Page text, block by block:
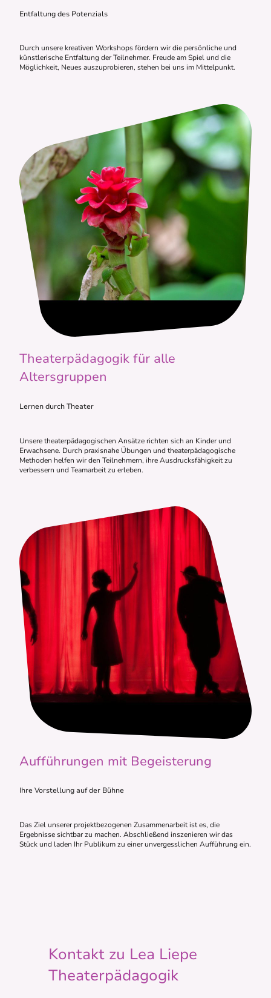
Entfaltung des Potenzials
Durch unsere kreativen Workshops fördern wir die persönliche und
künstlerische Entfaltung der Teilnehmer. Freude am Spiel und die
Möglichkeit, Neues auszuprobieren, stehen bei uns im Mittelpunkt.
Theaterpädagogik für alle
Altersgruppen
Lernen durch Theater
Unsere theaterpädagogischen Ansätze richten sich an Kinder und
Erwachsene. Durch praxisnahe Übungen und theaterpädagogische
Methoden helfen wir den Teilnehmern, ihre Ausdrucksfähigkeit zu
verbessern und Teamarbeit zu erleben.
Aufführungen mit Begeisterung
Ihre Vorstellung auf der Bühne
Das Ziel unserer projektbezogenen Zusammenarbeit ist es, die
Ergebnisse sichtbar zu machen. Abschließend inszenieren wir das
Stück und laden Ihr Publikum zu einer unvergesslichen Aufführung ein.
Kontakt zu Lea Liepe
Theaterpädagogik